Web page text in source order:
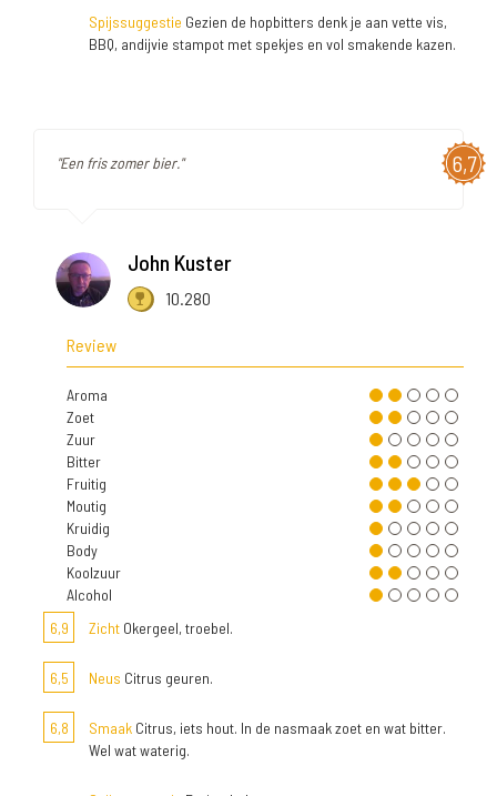
Spijssuggestie Gezien de hopbitters denk je aan vette vis,
BBQ, andijvie stampot met spekjes en vol smakende kazen.
6,7
"Een fris zomer bier."
John Kuster
10.280
Review
Aroma
Zoet
Zuur
Bitter
Fruitig
Moutig
Kruidig
Body
Koolzuur
Alcohol
6,9
Zicht Okergeel, troebel.
6,5 Neus Citrus geuren.
6,8 Smaak Citrus, iets hout. In de nasmaak zoet en wat bitter.
Wel wat waterig.